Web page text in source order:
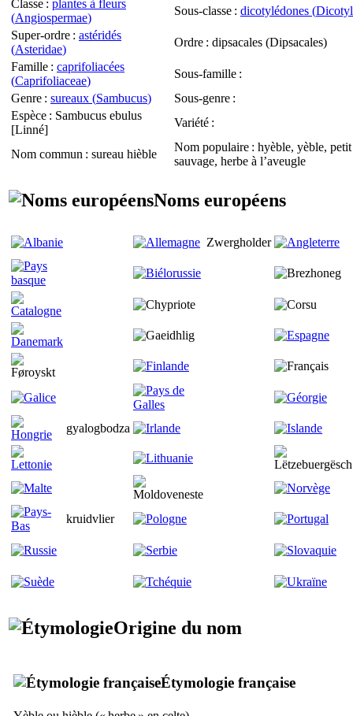
Classe : plantes à fleurs
(Angiospermae)
Sous-classe : dicotylédones (
Super-ordre : astéridés
(Asteridae)
Ordre : dipsacales (Dipsacales)
Famille : caprifoliacées
(Caprifoliaceae)
Sous-famille :
Genre : sureaux (Sambucus) Sous-genre :
Espèce : Sambucus ebulus
[Linné]
Variété :
Nom commun : sureau hièble
Nom populaire : hyèble, yèble,
sauvage, herbe à l’aveugle
Noms européens
Zwergholder
gyalogbodza
kruidvlier
Origine du nom
Étymologie française